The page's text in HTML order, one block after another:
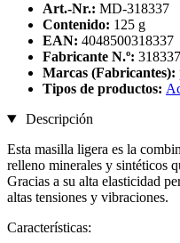
Art.-Nr.: MD-318337
Contenido: 125 g
EAN: 4048500318337
Fabricante N.º: 318337
Marcas (Fabricantes):
Tipos de productos:
Descripción
Esta masilla ligera es la
relleno minerales y sintéticos
Gracias a su alta elasticidad
altas tensiones y vibraciones.
Características: